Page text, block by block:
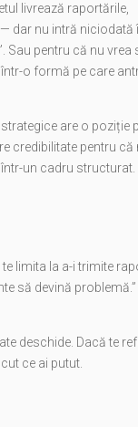
livrează raportările,
dar nu intră niciodată
Sau pentru că nu vrea
o formă pe care
are o poziție
credibilitate pentru că
un cadru structurat.
limita la a-i trimite
să devină problemă.”
deschide. Dacă te
ce ai putut.